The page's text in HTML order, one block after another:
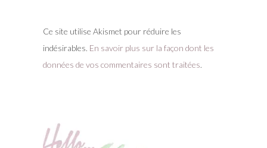
Ce site utilise Akismet pour réduire les
indésirables. En savoir plus sur la façon dont les
données de vos commentaires sont traitées.